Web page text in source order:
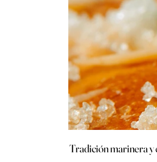
Tradición marinera